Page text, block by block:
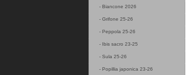
- Biancone 2026
- Grifone 25-26
- Peppola 25-26
- Ibis sacro 23-25
- Sula 25-26
- Popillia japonica 23-26